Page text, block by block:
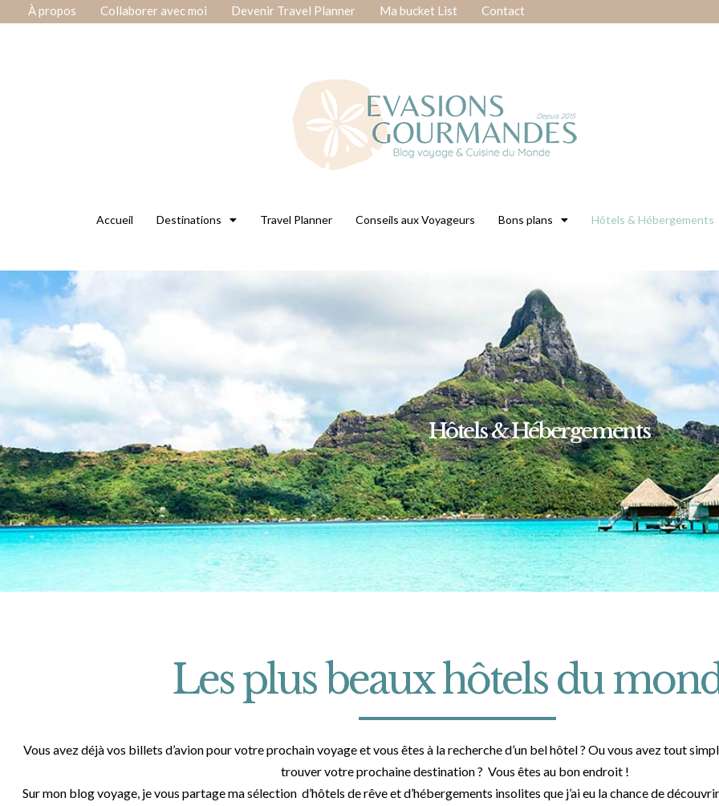
À propos Collaborer avec moi Devenir Travel Planner Ma bucket List Contact
Accueil Destinations Travel Planner Conseils aux Voyageurs Bons plans Hôtels & Hébergements
Hôtels & Hébergements
Les plus beaux hôtels du
Vous avez déjà vos billets d’avion pour votre prochain voyage et vous êtes à la recherche d’un bel hôtel ? Ou vous avez tout
trouver votre prochaine destination ? Vous êtes au bon endroit !
Sur mon blog voyage, je vous partage ma sélection d’hôtels de rêve et d’hébergements insolites que j’ai eu la chance de